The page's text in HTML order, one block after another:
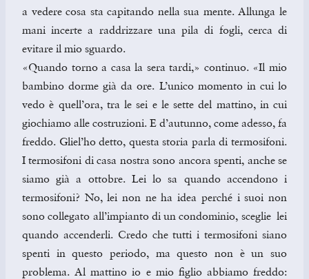
a vedere cosa sta capitando nella sua mente. Allunga le
mani incerte a raddrizzare una pila di fogli, cerca di
evitare il mio sguardo.
«Quando torno a casa la sera tardi,» continuo. «Il mio
bambino dorme già da ore. L’unico momento in cui lo
vedo è quell’ora, tra le sei e le sette del mattino, in cui
giochiamo alle costruzioni. E d’autunno, come adesso, fa
freddo. Gliel’ho detto, questa storia parla di termosifoni.
I termosifoni di casa nostra sono ancora spenti, anche se
siamo già a ottobre. Lei lo sa quando accendono i
termosifoni? No, lei non ne ha idea perché i suoi non
sono collegato all’impianto di un condominio, sceglie lei
quando accenderli. Credo che tutti i termosifoni siano
spenti in questo periodo, ma questo non è un suo
problema. Al mattino io e mio figlio abbiamo freddo: